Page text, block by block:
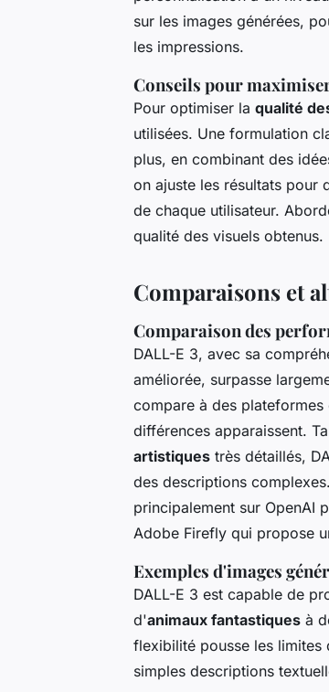
sur les images générées,
les impressions.
Conseils pour
Pour optimiser la qualité
utilisées. Une formulation
plus, en combinant des
on ajuste les résultats pour
de chaque utilisateur.
qualité des visuels obtenus.
Comparaisons et
Comparaison des
DALL-E 3, avec sa
améliorée, surpasse
compare à des
différences apparaissent.
artistiques très détaillés,
des descriptions
principalement sur OpenAI
Adobe Firefly qui propose
Exemples d'images
DALL-E 3 est capable de
d'animaux fantastiques à
flexibilité pousse les limites
simples descriptions